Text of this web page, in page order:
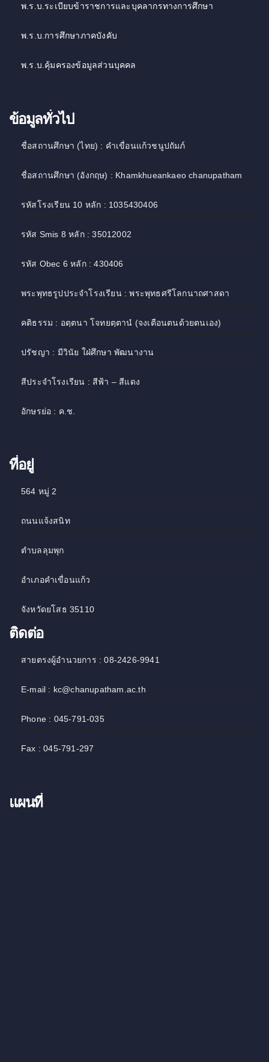
พ.ร.บ.ระเบียบข้าราชการและบุคลากรทางการศึกษา
พ.ร.บ.การศึกษาภาคบังคับ
พ.ร.บ.คุ้มครองข้อมูลส่วนบุคคล
ข้อมูลทั่วไป
ชื่อสถานศึกษา (ไทย) : คำเขื่อนแก้วชนูปถัมภ์
ชื่อสถานศึกษา (อังกฤษ) : Khamkhueankaeo chanupatham
รหัสโรงเรียน 10 หลัก : 1035430406
รหัส Smis 8 หลัก : 35012002
รหัส Obec 6 หลัก : 430406
พระพุทธรูปประจำโรงเรียน : พระพุทธศรีโลกนาถศาสดา
คติธรรม : อตฺตนา โจทยตฺตานํ (จงเตือนตนด้วยตนเอง)
ปรัชญา : มีวินัย ใฝ่ศึกษา พัฒนางาน
สีประจำโรงเรียน : สีฟ้า – สีแดง
อักษรย่อ : ค.ช.
ที่อยู่
564 หมู่ 2
ถนนแจ้งสนิท
ตำบลลุมพุก
อำเภอคำเขื่อนแก้ว
จังหวัดยโสธ 35110
ติดต่อ
สายตรงผู้อำนวยการ : 08-2426-9941
E-mail : kc@chanupatham.ac.th
Phone : 045-791-035
Fax : 045-791-297
แผนที่